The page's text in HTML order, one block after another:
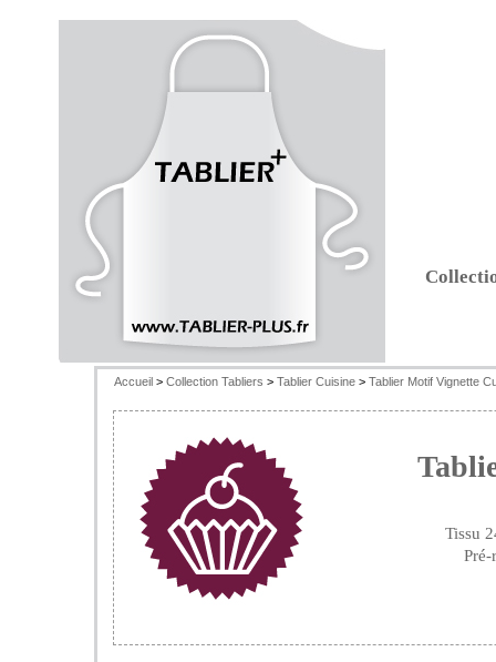
Accueil > Collection Tabliers > Tablier Cuisine > Tablier Motif Vignette
Tissu